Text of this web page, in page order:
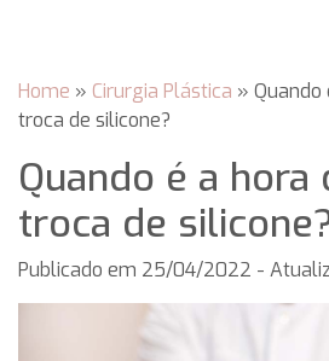
Home » Cirurgia Plástica » Quando
troca de silicone?
Quando é a hora
troca de
Publicado em 25/04/2022 -